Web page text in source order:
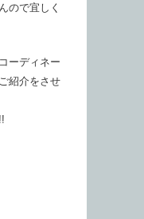
ので宜しく
ーディネー
紹介をさせ